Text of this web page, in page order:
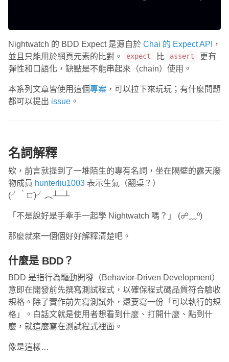
Nightwatch 的 BDD Expect 是源自於 Chai 的 Expect API
，
並且只能用於網頁元素的比對。
expect 比 assert
更有
彈性和口語化，缺點是不能串起來（chain）使用。
本系列文章皆使用這個專案 ，可以拉下來玩玩；有什麼問題
都可以提出 issue 。
名詞解釋
欸，前言就提到了一堆陌生的專有名詞，坐在隔壁的露天廢
物成員 hunterliu1003 表示生氣（翻桌？）
(╯‵□′)╯︵┴─┴
「不是說好是手牽手一起學 Nightwatch 嗎？」 (☍﹏⁰)
那麼就來一個個好好解釋清楚吧。
什麼是 BDD？
BDD 是指行為驅動開發（Behavior-Driven Development）
意即在開發前先撰寫測試程式，以確保程式碼品質符合驗收
規格。除了實作前先寫測試外，還要寫一份「可以執行的規
格」。白話文就是使用者想看到什麼、打開什麼、點到什
麼，就這麼寫在測試程式裡面。
像是這樣…